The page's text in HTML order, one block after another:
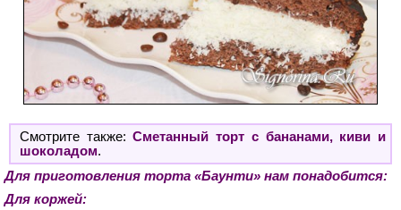
Смотрите также:Сметанный торт с бананами, киви и
шоколадом.
Для приготовления торта «Баунти» нам понадобится:
Для коржей: